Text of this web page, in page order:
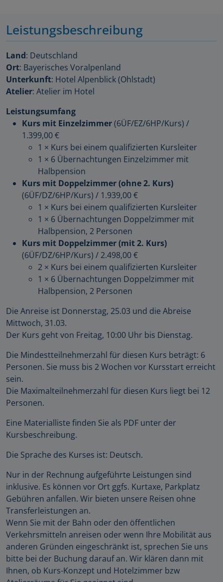
Leistungsbeschreibung
Land: Deutschland
Ort: Bayerisches Voralpenland
Unterkunft: Hotel Alpenblick (Ohlstadt)
Atelier: Atelier im Hotel
Leistungsumfang
Kurs mit Einzelzimmer(6ÜF/EZ/6HP/Kurs) /
1.399,00 €
1 × Kurs bei einem qualifizierten Kursleiter
1 × 6 Übernachtungen Einzelzimmer mit
Halbpension
Kurs mit Doppelzimmer (ohne 2. Kurs)
(6ÜF/DZ/6HP/Kurs) / 1.939,00 €
1 × Kurs bei einem qualifizierten Kursleiter
1 × 6 Übernachtungen Doppelzimmer mit
Halbpension, 2 Personen
Kurs mit Doppelzimmer (mit 2. Kurs)
(6ÜF/DZ/6HP/Kurs) / 2.498,00 €
2 × Kurs bei einem qualifizierten Kursleiter
1 × 6 Übernachtungen Doppelzimmer mit
Halbpension, 2 Personen
Die Anreise ist Donnerstag, 25.03 und die Abreise
Mittwoch, 31.03.
Der Kurs geht von Freitag, 10:00 Uhr bis Dienstag.
Die Mindestteilnehmerzahl für diesen Kurs beträgt: 6
Personen. Sie muss bis 2 Wochen vor Kursstart erreicht
sein.
Die Maximalteilnehmerzahl für diesen Kurs liegt bei 12
Personen.
Eine Materialliste finden Sie als PDF unter der
Kursbeschreibung.
Die Sprache des Kurses ist: Deutsch.
Nur in der Rechnung aufgeführte Leistungen sind
inklusive. Es können vor Ort ggfs. Kurtaxe, Parkplatz
Gebühren anfallen. Wir bieten unsere Reisen ohne
Transferleistungen an.
Wenn Sie mit der Bahn oder den öffentlichen
Verkehrsmitteln anreisen oder wenn Ihre Mobilität aus
anderen Gründen eingeschränkt ist, sprechen Sie uns
bitte bei der Buchung darauf an. Wir klären dann mit
Ihnen, ob Kurs-Konzept und Hotelzimmer bzw